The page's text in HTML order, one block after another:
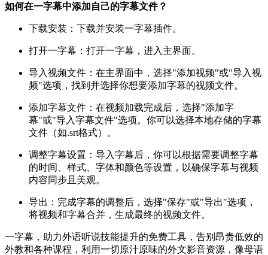
如何在一字幕中添加自己的字幕文件？
下载安装：下载并安装一字幕插件。
打开一字幕：打开一字幕，进入主界面。
导入视频文件：在主界面中，选择"添加视频"或"导入视
频"选项，找到并选择你想要添加字幕的视频文件。
添加字幕文件：在视频加载完成后，选择"添加字
幕"或"导入字幕文件"选项。你可以选择本地存储的字幕
文件（如.srt格式）。
调整字幕设置：导入字幕后，你可以根据需要调整字幕
的时间、样式、字体和颜色等设置，以确保字幕与视频
内容同步且美观。
导出：完成字幕的调整后，选择"保存"或"导出"选项，
将视频和字幕合并，生成最终的视频文件。
一字幕，助力外语听说技能提升的免费工具，告别昂贵低效的
外教和各种课程，利用一切原汁原味的外文影音资源，像母语